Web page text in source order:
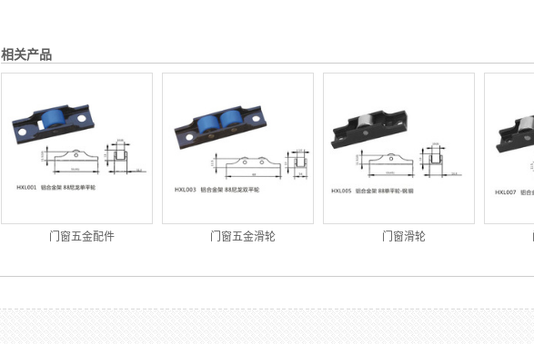
相关产品
门窗五金配件 门窗五金滑轮 门窗滑轮